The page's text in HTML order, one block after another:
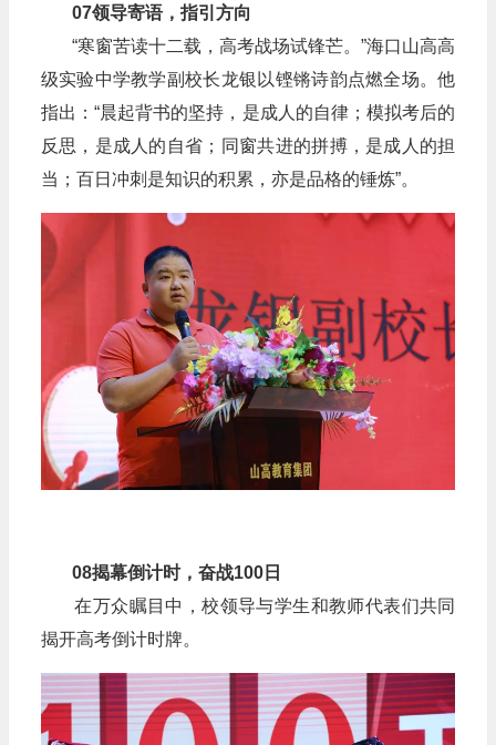
07领导寄语，指引方向
“寒窗苦读十二载，高考战场试锋芒。”海口山高高
级实验中学教学副校长龙银以铿锵诗韵点燃全场。他
指出：“晨起背书的坚持，是成人的自律；模拟考后的
反思，是成人的自省；同窗共进的拼搏，是成人的担
当；百日冲刺是知识的积累，亦是品格的锤炼”。
08揭幕倒计时，奋战100日
在万众瞩目中，校领导与学生和教师代表们共同
揭开高考倒计时牌。